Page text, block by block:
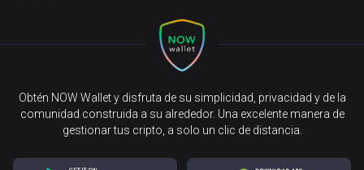
Obtén NOW Wallet y disfruta de su simplicidad, privacidad y de la
comunidad construida a su alrededor. Una excelente manera de
gestionar tus cripto, a solo un clic de distancia.